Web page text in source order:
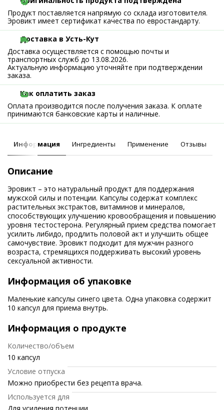
Продукт поставляется напрямую со склада изготовителя.
Эровикт имеет сертификат качества по евростандарту.
Доставка в Усть-Кут
Доставка осуществляется с помощью почты и
транспортных служб до 13.08.2026.
Актуальную информацию уточняйте при подтверждении
заказа.
Как оплатить заказ
Оплата производится после получения заказа. К оплате
принимаются банковские карты и наличные.
Информация Ингредиенты Применение Отзывы
Описание
Эровикт – это натуральный продукт для поддержания
мужской силы и потенции. Капсулы содержат комплекс
растительных экстрактов, витаминов и минералов,
способствующих улучшению кровообращения и повышению
уровня тестостерона. Регулярный прием средства помогает
усилить либидо, продлить половой акт и улучшить общее
самочувствие. Эровикт подходит для мужчин разного
возраста, стремящихся поддерживать высокий уровень
сексуальной активности.
Информация об упаковке
Маленькие капсулы синего цвета. Одна упаковка содержит
10 капсул для приема внутрь.
Информация о продукте
Количество/объем
10 капсул
Условие отпуска
Можно приобрести без рецепта врача.
Используется для